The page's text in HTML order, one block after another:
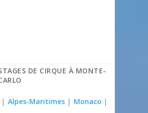
DE CIRQUE À MONTE-
| Alpes-Maritimes | Monaco |